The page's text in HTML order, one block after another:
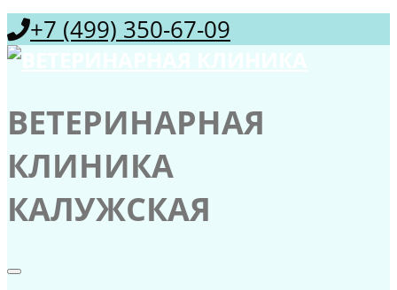
+7 (499) 350-67-09
ВЕТЕРИНАРНАЯ
КЛИНИКА
КАЛУЖСКАЯ